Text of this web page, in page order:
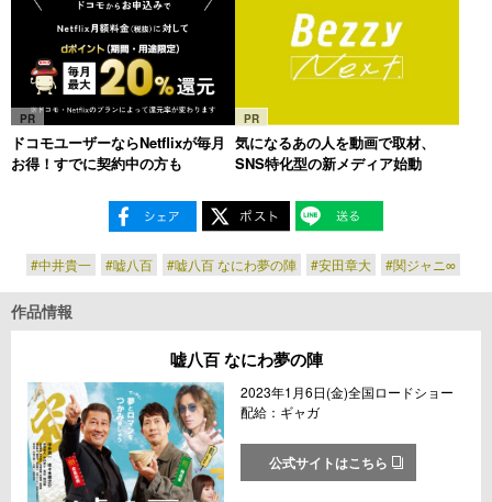
PR
ドコモユーザーならNetflixが毎月
お得！すでに契約中の方も
PR
気になるあの人を動画で取材、
SNS特化型の新メディア始動
#中井貴一 #嘘八百 #嘘八百 なにわ夢の陣 #安田章大 #関ジャニ∞
作品情報
嘘八百 なにわ夢の陣
2023年1月6日(金)全国ロードショー
配給：ギャガ
公式サイトはこちら